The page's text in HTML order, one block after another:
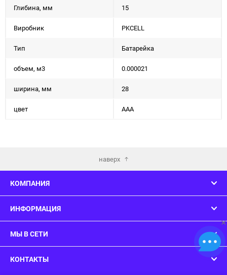
Глибина, мм 15
Виробник PKCELL
Тип Батарейка
объем, м3 0.000021
ширина, мм 28
цвет ААА
наверх
КОМПАНИЯ
ИНФОРМАЦИЯ
МЫ В СЕТИ
КОНТАКТЫ
×